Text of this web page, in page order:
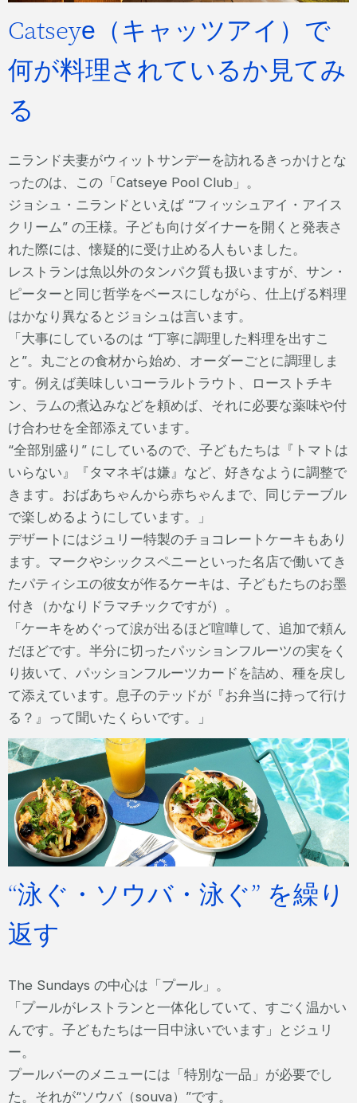
Catseye（キャッツアイ）で
何が料理されているか見てみ
る
ニランド夫妻がウィットサンデーを訪れるきっかけとな
ったのは、この「Catseye Pool Club」。
ジョシュ・ニランドといえば “フィッシュアイ・アイス
クリーム” の王様。子ども向けダイナーを開くと発表さ
れた際には、懐疑的に受け止める人もいました。
レストランは魚以外のタンパク質も扱いますが、サン・
ピーターと同じ哲学をベースにしながら、仕上げる料理
はかなり異なるとジョシュは言います。
「大事にしているのは “丁寧に調理した料理を出すこ
と”。丸ごとの食材から始め、オーダーごとに調理しま
す。例えば美味しいコーラルトラウト、ローストチキ
ン、ラムの煮込みなどを頼めば、それに必要な薬味や付
け合わせを全部添えています。
“全部別盛り” にしているので、子どもたちは『トマトは
いらない』『タマネギは嫌』など、好きなように調整で
きます。おばあちゃんから赤ちゃんまで、同じテーブル
で楽しめるようにしています。」
デザートにはジュリー特製のチョコレートケーキもあり
ます。マークやシックスペニーといった名店で働いてき
たパティシエの彼女が作るケーキは、子どもたちのお墨
付き（かなりドラマチックですが）。
「ケーキをめぐって涙が出るほど喧嘩して、追加で頼ん
だほどです。半分に切ったパッションフルーツの実をく
り抜いて、パッションフルーツカードを詰め、種を戻し
て添えています。息子のテッドが『お弁当に持って行け
る？』って聞いたくらいです。」
“泳ぐ・ソウバ・泳ぐ” を繰り
返す
The Sundays の中心は「プール」。
「プールがレストランと一体化していて、すごく温かい
んです。子どもたちは一日中泳いでいます」とジュリ
ー。
プールバーのメニューには「特別な一品」が必要でし
た。それが“ソウバ（souva）”です。